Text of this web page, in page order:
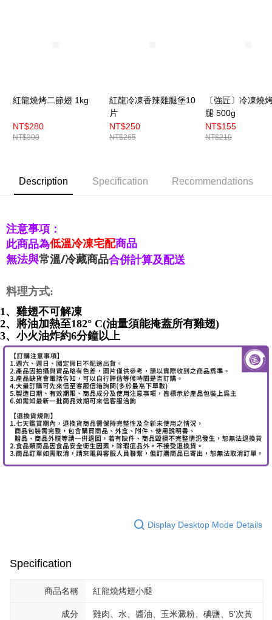
紅龍燒烤二節翅 1kg
NT$280
NT$300
紅龍冷凍香辣雞腿堡10
片
NT$250
NT$265
〔強匠〕冷凍燒
腿 500g
NT$155
NT$210
Description Specification Recommendations
注意事項：
此商品為低溫冷凍宅配商品
無法與常溫/冷藏商品合併計算及配送
料理方式:
1、雞翅不可解凍
2、將油加熱至182° C(油量須能掩蓋所有雞翅)
3、小火油炸約6分鐘以上
Display Desktop Mode Details
Specification
商品名稱 紅龍燒烤翅小腿
成分
雞肉、水、醬油、玉米澱粉、碘鹽、5’次黃